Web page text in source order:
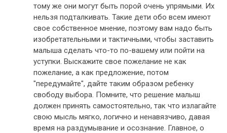
тому же они могут быть порой очень упрямыми. Их
нельзя подталкивать. Такие дети обо всем имеют
свое собственное мнение, поэтому вам надо быть
изобретательными и тактичными, чтобы заставить
малыша сделать что-то по-вашему или пойти на
уступки. Выскажите свое пожелание не как
пожелание, а как предложение, потом
"передумайте", дайте таким образом ребенку
свободу выбора. Помните, что решение малыш
должен принять самостоятельно, так что излагайте
свою мысль мягко, логично и ненавязчиво, давая
время на раздумывание и осознание. Главное, о